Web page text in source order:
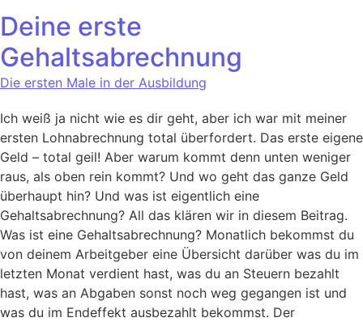
Deine erste
Gehaltsabrechnung
Die ersten Male in der Ausbildung
Ich weiß ja nicht wie es dir geht, aber ich war mit meiner
ersten Lohnabrechnung total überfordert. Das erste eigene
Geld – total geil! Aber warum kommt denn unten weniger
raus, als oben rein kommt? Und wo geht das ganze Geld
überhaupt hin? Und was ist eigentlich eine
Gehaltsabrechnung? All das klären wir in diesem Beitrag.
Was ist eine Gehaltsabrechnung? Monatlich bekommst du
von deinem Arbeitgeber eine Übersicht darüber was du im
letzten Monat verdient hast, was du an Steuern bezahlt
hast, was an Abgaben sonst noch weg gegangen ist und
was du im Endeffekt ausbezahlt bekommst. Der